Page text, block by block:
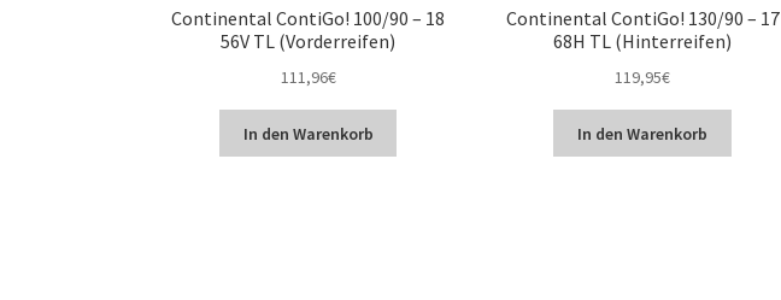
Continental ContiGo! 100/90 – 18
56V TL (Vorderreifen)
111,96€
In den Warenkorb
Continental ContiGo! 130/90 – 17
68H TL (Hinterreifen)
119,95€
In den Warenkorb